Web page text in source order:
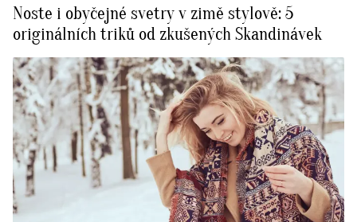
Noste i obyčejné svetry v zimě stylově: 5
originálních triků od zkušených Skandinávek